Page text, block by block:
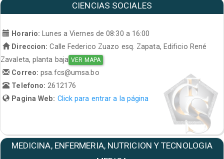
CIENCIAS SOCIALES
Horario:
Lunes a Viernes de 08:30 a 16:00
Direccion: Calle Federico Zuazo esq. Zapata, Edificio René
Zavaleta, planta baja VER MAPA
Correo:psa.fcs@umsa.bo
Telefono: 2612176
Pagina Web: Click para entrar a la página
MEDICINA, ENFERMERIA, NUTRICION Y TECNOLOGIA